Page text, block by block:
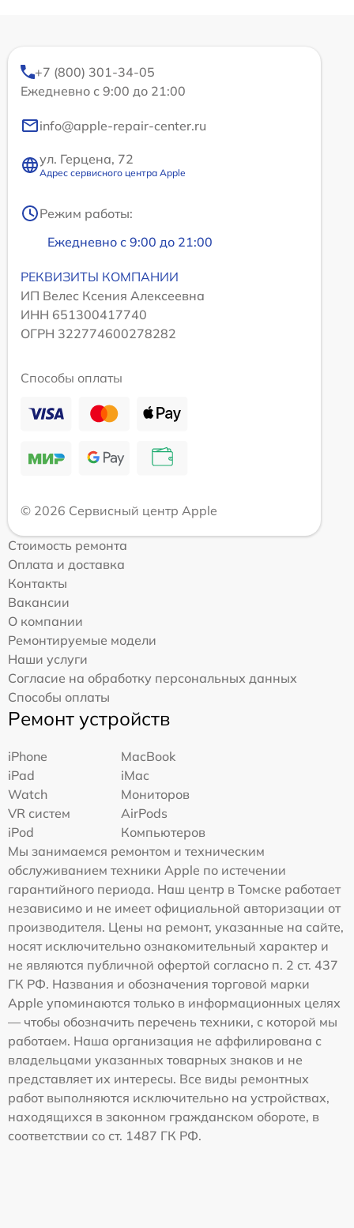
+7 (800) 301-34-05
Ежедневно с 9:00 до 21:00
info@apple-repair-center.ru
ул. Герцена, 72
Адрес сервисного центра Apple
Режим работы:
Ежедневно с 9:00 до 21:00
РЕКВИЗИТЫ КОМПАНИИ
ИП Велес Ксения Алексеевна
ИНН 651300417740
ОГРН 322774600278282
Способы оплаты
© 2026 Сервисный центр Apple
Стоимость ремонта
Оплата и доставка
Контакты
Вакансии
О компании
Ремонтируемые модели
Наши услуги
Согласие на обработку персональных данных
Способы оплаты
Ремонт устройств
iPhone
MacBook
iPad
iMac
Watch
Мониторов
VR систем
AirPods
iPod
Компьютеров
Мы занимаемся ремонтом и техническим
обслуживанием техники Apple по истечении
гарантийного периода. Наш центр в Томске работает
независимо и не имеет официальной авторизации от
производителя. Цены на ремонт, указанные на сайте,
носят исключительно ознакомительный характер и
не являются публичной офертой согласно п. 2 ст. 437
ГК РФ. Названия и обозначения торговой марки
Apple упоминаются только в информационных целях
— чтобы обозначить перечень техники, с которой мы
работаем. Наша организация не аффилирована с
владельцами указанных товарных знаков и не
представляет их интересы. Все виды ремонтных
работ выполняются исключительно на устройствах,
находящихся в законном гражданском обороте, в
соответствии со ст. 1487 ГК РФ.